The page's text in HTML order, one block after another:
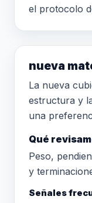
el protocolo
nueva
La nueva
estructura y
una
Qué
Peso,
y
Señales